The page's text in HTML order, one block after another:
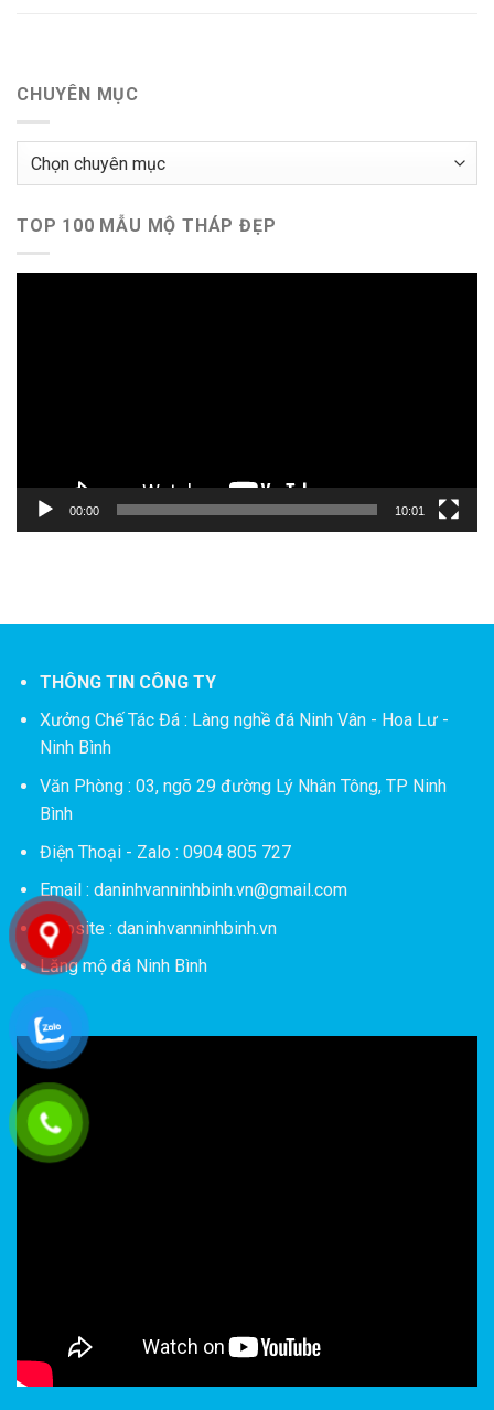
CHUYÊN MỤC
Chuyên
TOP 100 MẪU MỘ THÁP ĐẸP
00:00 10:01
THÔNG TIN CÔNG TY
Xưởng Chế Tác Đá : Làng nghề đá Ninh Vân - Hoa Lư -
Ninh Bình
Văn Phòng : 03, ngõ 29 đường Lý Nhân Tông, TP Ninh
Bình
Điện Thoại - Zalo : 0904 805 727
Email : daninhvanninhbinh.vn@gmail.com
Website : daninhvanninhbinh.vn
Lăng mộ đá Ninh Bình